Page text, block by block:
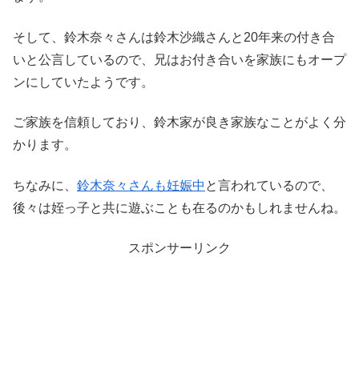
そして、鈴木奈々さんは鈴木沙織さんと20年来の付き合
いと公言しているので、兄はお付き合いを家族にもオープ
ンにしていたようです。
ご家族を信頼しており、鈴木家が良き家族なことがよく分
かります。
ちなみに、 鈴木奈々さんも妊娠中 と言われているので、
後々は姪っ子と共に遊ぶことも在るのかもしれませんね。
スポンサーリンク